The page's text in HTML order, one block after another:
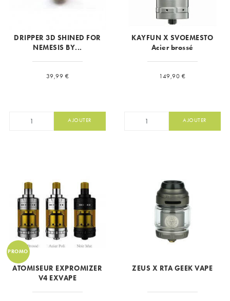
DRIPPER 3D SHINED FOR
NEMESIS BY...
Prix
39,99 €
AJOUTER
KAYFUN X SVOEMESTO
Acier brossé
Prix
149,90 €
AJOUTER
PROMO
ATOMISEUR EXPROMIZER
V4 EXVAPE
ZEUS X RTA GEEK VAPE